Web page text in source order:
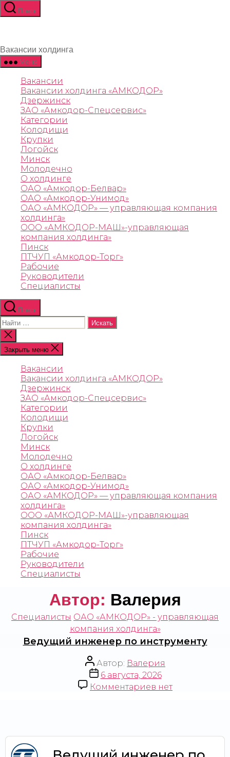
Поиск
Вакансии холдинга
Меню
Вакансии
Вакансии холдинга «АМКОДОР»
Дзержинск
ЗАО «Амкодор-Спецсервис»
Категории
Колодищи
Крупки
Логойск
Минск
Молодечно
О холдинге
ОАО «Амкодор-Белвар»
ОАО «Амкодор-Унимод»
ОАО «АМКОДОР»‎ — управляющая компания
холдинга‎»‎
ООО «АМКОДОР-МАШ»-управляющая
компания холдинга»
Пинск
ПТЧУП «Амкодор-Торг»
Рабочие
Руководители
Специалисты
Поиск
Закрыть меню
Вакансии
Вакансии холдинга «АМКОДОР»
Дзержинск
ЗАО «Амкодор-Спецсервис»
Категории
Колодищи
Крупки
Логойск
Минск
Молодечно
О холдинге
ОАО «Амкодор-Белвар»
ОАО «Амкодор-Унимод»
ОАО «АМКОДОР»‎ — управляющая компания
холдинга‎»‎
ООО «АМКОДОР-МАШ»-управляющая
компания холдинга»
Пинск
ПТЧУП «Амкодор-Торг»
Рабочие
Руководители
Специалисты
Автор: Валерия
Специалисты ОАО «АМКОДОР» - управляющая
компания холдинга»
Ведущий инженер по инструменту
Автор: Валерия
6 августа, 2026
Комментариев нет